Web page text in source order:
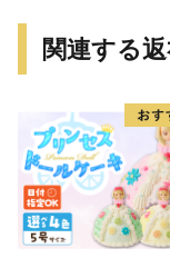
す。
【面 積】
【人 口】
【世帯数】
【市の木】ハナ
【市の花】カノ
関連する